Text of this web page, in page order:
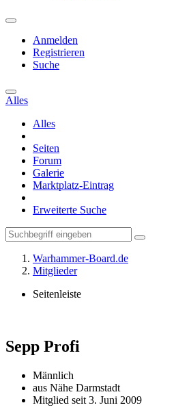
Anmelden
Registrieren
Suche
Alles
Alles
Seiten
Forum
Galerie
Marktplatz-Eintrag
Erweiterte Suche
Warhammer-Board.de
Mitglieder
Seitenleiste
Sepp Profi
Männlich
aus Nähe Darmstadt
Mitglied seit 3. Juni 2009